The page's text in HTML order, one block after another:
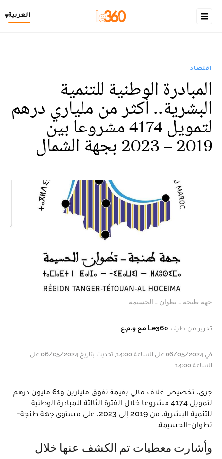
العربية▾
اقتصاد
المبادرة الوطنية للتنمية
البشرية.. أكثر من ملياري درهم
لتمويل 4174 مشروعا بين
2019 – 2023 بجهة الشمال
جهة طنجة ـ تطوان ـ الحسيمة
تحرير من طرف Le360 مع و.م.ع
في 06/05/2024 على الساعة 14:00, تحديث بتاريخ 06/05/2024 على
الساعة 14:00
جرى، تخصيص غلاف مالي بقيمة تفوق مليارين و61 مليون درهم
لتمويل 4174 مشروعا خلال الفترة الثالثة للمبادرة الوطنية
للتنمية البشرية، من 2019 إلى 2023، على مستوى جهة طنجة-
تطوان-الحسيمة.
وأشارت معطيات تم الكشف عنها خلال